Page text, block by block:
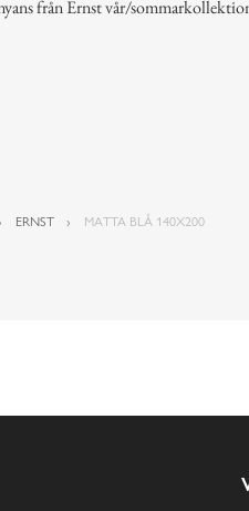
från Ernst vår/
ERNST MATTA BLÅ 140X200